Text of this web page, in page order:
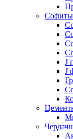
Софиты
J
J